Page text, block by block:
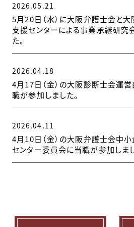
2026.05.21
5月20日（水）に大阪弁護士会と
支援センターによる事業承継研究
た。
2026.04.18
4月17日（金）の大阪診断士会運営
職が参加しました。
2026.04.11
4月10日（金）の大阪弁護士会中
センター委員会に当職が参加しまし